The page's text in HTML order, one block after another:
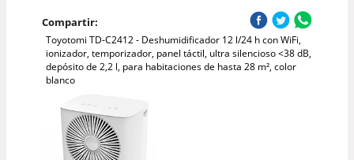
Compartir:
Toyotomi TD-C2412 - Deshumidificador 12 l/24 h con WiFi,
ionizador, temporizador, panel táctil, ultra silencioso <38 dB,
depósito de 2,2 l, para habitaciones de hasta 28 m², color
blanco